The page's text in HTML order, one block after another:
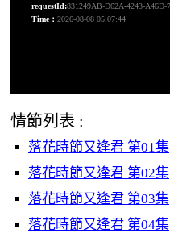
情節列表 :
落花時節又逢君 第01集
落花時節又逢君 第02集
落花時節又逢君 第03集
落花時節又逢君 第04集